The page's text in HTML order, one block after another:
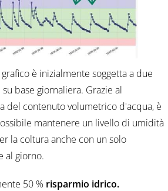
è inizialmente soggetta a due
base giornaliera. Grazie al
del contenuto volumetrico d'acqua, è
mantenere un livello di umidità
la coltura anche con un solo
al giorno.
50 % risparmio idrico.